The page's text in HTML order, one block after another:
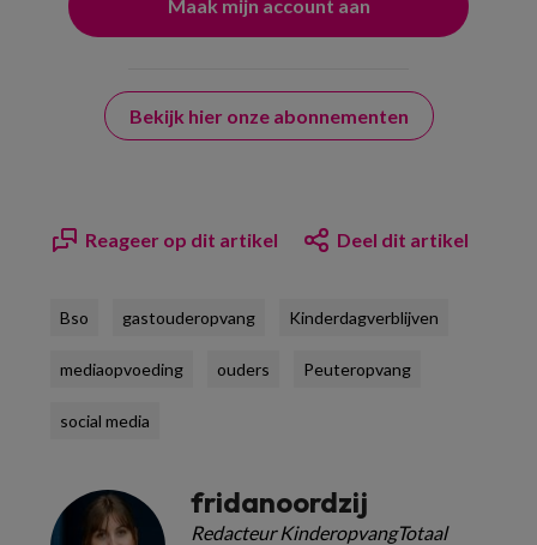
Bekijk hier onze abonnementen
Reageer op dit artikel Deel dit artikel
Bso gastouderopvang Kinderdagverblijven
mediaopvoeding ouders Peuteropvang
social media
fridanoordzij
Redacteur KinderopvangTotaal